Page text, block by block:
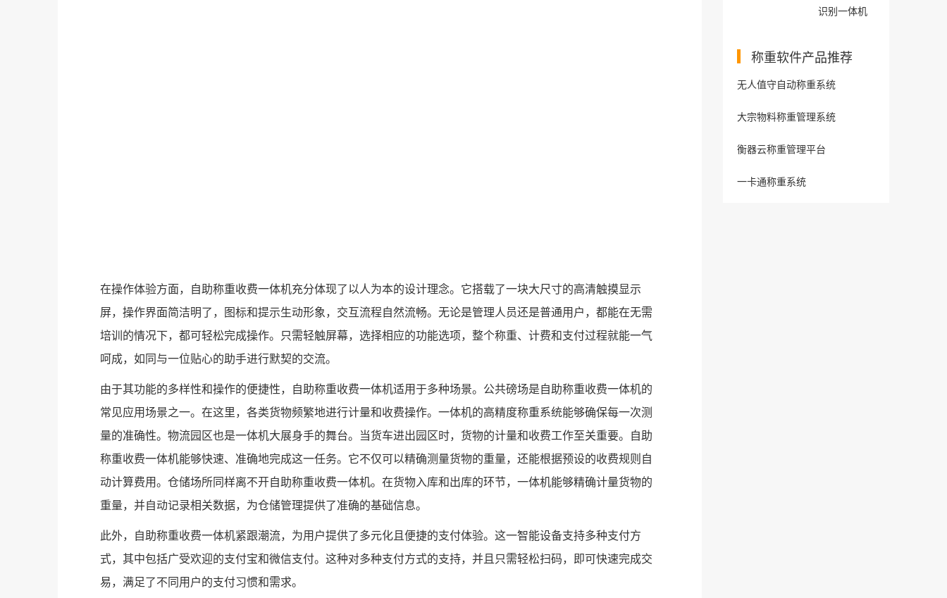
在操作体验方面，自助称重收费一体机充分体现了以人为本的设计理念。它搭载了一块大尺寸的高清触摸显示
屏，操作界面简洁明了，图标和提示生动形象，交互流程自然流畅。无论是管理人员还是普通用户，都能在无需
培训的情况下，都可轻松完成操作。只需轻触屏幕，选择相应的功能选项，整个称重、计费和支付过程就能一气
呵成，如同与一位贴心的助手进行默契的交流。
由于其功能的多样性和操作的便捷性，自助称重收费一体机适用于多种场景。公共磅场是自助称重收费一体机的
常见应用场景之一。在这里，各类货物频繁地进行计量和收费操作。一体机的高精度称重系统能够确保每一次测
量的准确性。物流园区也是一体机大展身手的舞台。当货车进出园区时，货物的计量和收费工作至关重要。自助
称重收费一体机能够快速、准确地完成这一任务。它不仅可以精确测量货物的重量，还能根据预设的收费规则自
动计算费用。仓储场所同样离不开自助称重收费一体机。在货物入库和出库的环节，一体机能够精确计量货物的
重量，并自动记录相关数据，为仓储管理提供了准确的基础信息。
此外，自助称重收费一体机紧跟潮流，为用户提供了多元化且便捷的支付体验。这一智能设备支持多种支付方
式，其中包括广受欢迎的支付宝和微信支付。这种对多种支付方式的支持，并且只需轻松扫码，即可快速完成交
易，满足了不同用户的支付习惯和需求。
识别一体机
称重软件产品推荐
无人值守自动称重系统
大宗物料称重管理系统
衡器云称重管理平台
一卡通称重系统